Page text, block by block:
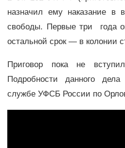
назначил ему наказание в
свободы. Первые три года
остальной срок — в колонии
Приговор пока не
Подробности данного
службе УФСБ России по